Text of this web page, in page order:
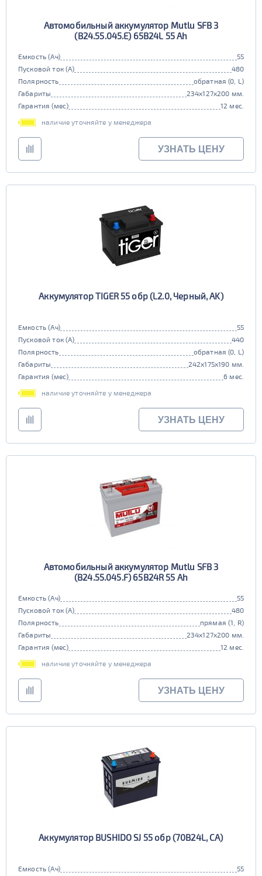
Автомобильный аккумулятор Mutlu SFB 3
(B24.55.045.E) 65B24L 55 Ah
Емкость (Ач)
55
Пусковой ток (А)
480
Полярность
обратная (0, L)
Габариты
234x127x200 мм.
Гарантия (мес)
12 мес.
наличие уточняйте у менеджера
УЗНАТЬ ЦЕНУ
Аккумулятор TIGER 55 обр (L2.0, Черный, AK)
Емкость (Ач)
55
Пусковой ток (А)
440
Полярность
обратная (0, L)
Габариты
242x175x190 мм.
Гарантия (мес)
6 мес.
наличие уточняйте у менеджера
УЗНАТЬ ЦЕНУ
Автомобильный аккумулятор Mutlu SFB 3
(B24.55.045.F) 65B24R 55 Ah
Емкость (Ач)
55
Пусковой ток (А)
480
Полярность
прямая (1, R)
Габариты
234x127x200 мм.
Гарантия (мес)
12 мес.
наличие уточняйте у менеджера
УЗНАТЬ ЦЕНУ
Аккумулятор BUSHIDO SJ 55 обр (70B24L, CA)
Емкость (Ач)
55